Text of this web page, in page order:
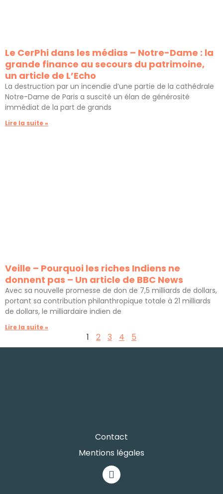
Le CerPhi dans les médias – Notre-Dame : la
grande finance au secours du patrimoine,
un article de L’Echo
La destruction par un incendie d’une partie de la cathédrale
Notre-Dame de Paris a suscité un élan de générosité
immédiat de la part de grands
Lire la suite »
Veille – Pourquoi les riches Indiens ne
donnent pas – Un article de BBC News
Avec sa nouvelle promesse de don de 7,5 milliards de dollars,
portant sa contribution philanthropique totale à 21 milliards
de dollars, le milliardaire indien de
Lire la suite »
1 2 3 4 5
Contact
Mentions légales